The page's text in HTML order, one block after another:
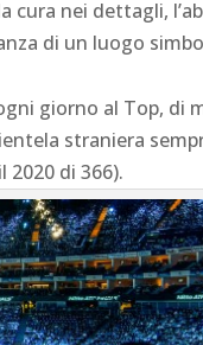
cura nei dettagli,
di un luogo
giorno al Top, di
straniera
di 366).